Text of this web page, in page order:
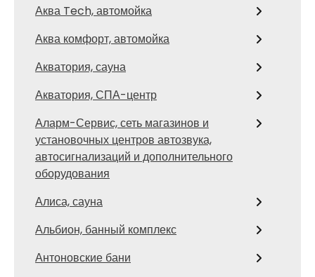
Аква Tech, автомойка
Аква комфорт, автомойка
Акватория, сауна
Акватория, СПА-центр
Аларм-Сервис, сеть магазинов и
установочных центров автозвука,
автосигнализаций и дополнительного
оборудования
Алиса, сауна
Альбион, банный комплекс
Антоновские бани